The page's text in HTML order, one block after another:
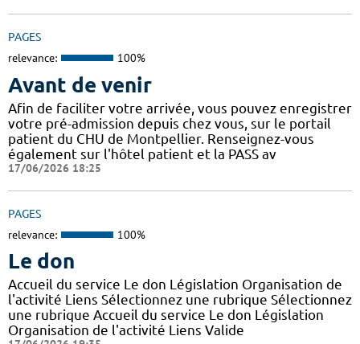
PAGES
relevance: 100%
Avant de venir
Afin de faciliter votre arrivée, vous pouvez enregistrer
votre pré-admission depuis chez vous, sur le portail
patient du CHU de Montpellier. Renseignez-vous
également sur l'hôtel patient et la PASS av
17/06/2026 18:25
PAGES
relevance: 100%
Le don
Accueil du service Le don Législation Organisation de
l'activité Liens Sélectionnez une rubrique Sélectionnez
une rubrique Accueil du service Le don Législation
Organisation de l'activité Liens Valide